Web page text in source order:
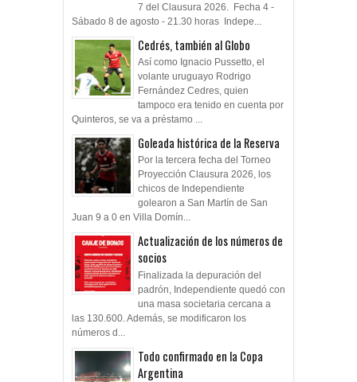
7 del Clausura 2026. Fecha 4 -
Sábado 8 de agosto - 21.30 horas Indepe...
Cedrés, también al Globo
Así como Ignacio Pussetto, el
volante uruguayo Rodrigo
Fernández Cedres, quien
tampoco era tenido en cuenta por
Quinteros, se va a préstamo ...
Goleada histórica de la Reserva
Por la tercera fecha del Torneo
Proyección Clausura 2026, los
chicos de Independiente
golearon a San Martín de San
Juan 9 a 0 en Villa Domín...
Actualización de los números de
socios
Finalizada la depuración del
padrón, Independiente quedó con
una masa societaria cercana a
las 130.600. Además, se modificaron los
números d...
Todo confirmado en la Copa
Argentina